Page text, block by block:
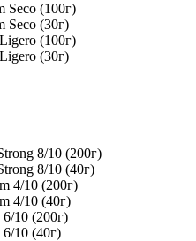
Seco (100г)
Seco (30г)
(100г)
(30г)
8/10 (200г)
8/10 (40г)
4/10 (200г)
4/10 (40г)
6/10 (200г)
6/10 (40г)